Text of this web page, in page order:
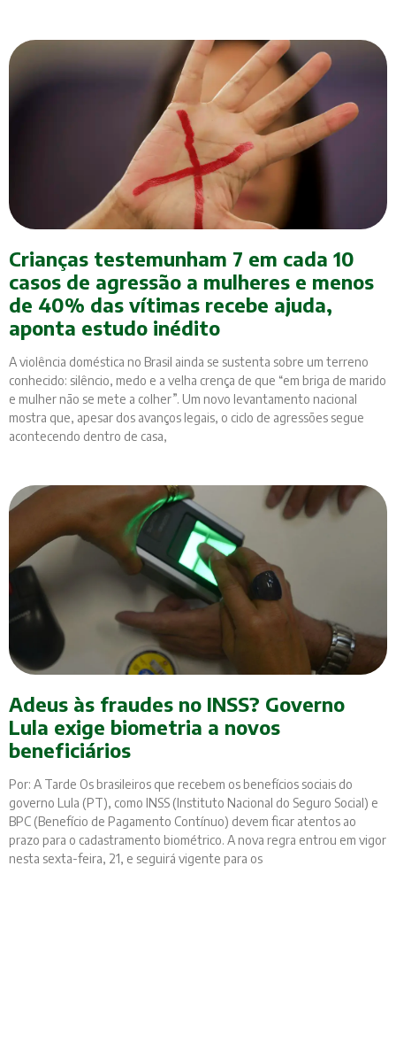
Crianças testemunham 7 em cada 10
casos de agressão a mulheres e menos
de 40% das vítimas recebe ajuda,
aponta estudo inédito
A violência doméstica no Brasil ainda se sustenta sobre um terreno
conhecido: silêncio, medo e a velha crença de que “em briga de marido
e mulher não se mete a colher”. Um novo levantamento nacional
mostra que, apesar dos avanços legais, o ciclo de agressões segue
acontecendo dentro de casa,
Adeus às fraudes no INSS? Governo
Lula exige biometria a novos
beneficiários
Por: A Tarde Os brasileiros que recebem os benefícios sociais do
governo Lula (PT), como INSS (Instituto Nacional do Seguro Social) e
BPC (Benefício de Pagamento Contínuo) devem ficar atentos ao
prazo para o cadastramento biométrico. A nova regra entrou em vigor
nesta sexta-feira, 21, e seguirá vigente para os